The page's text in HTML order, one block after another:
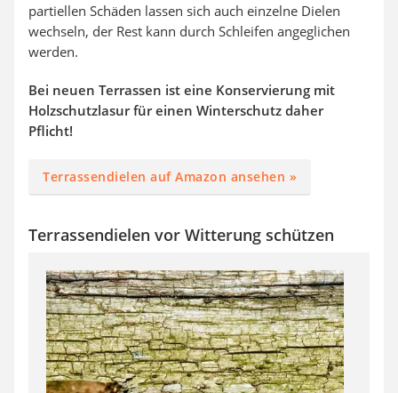
partiellen Schäden lassen sich auch einzelne Dielen
wechseln, der Rest kann durch Schleifen angeglichen
werden.
Bei neuen Terrassen ist eine Konservierung mit
Holzschutzlasur für einen Winterschutz daher
Pflicht!
Terrassendielen auf Amazon ansehen »
Terrassendielen vor Witterung schützen